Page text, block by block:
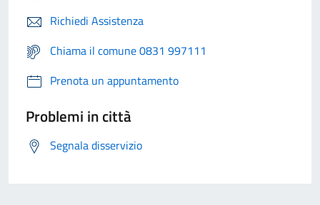
Richiedi Assistenza
Chiama il comune 0831 997111
Prenota un appuntamento
Problemi in città
Segnala disservizio